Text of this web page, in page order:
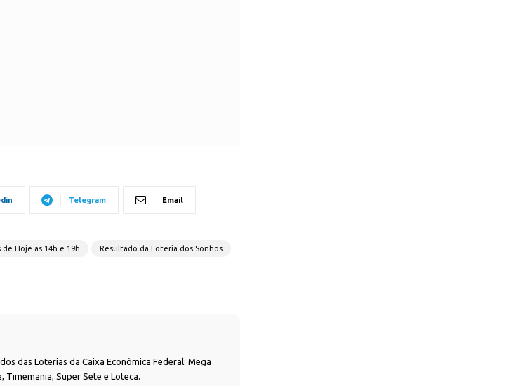
Telegram Email
Hoje as 14h e 19h Resultado da Loteria dos Sonhos
das Loterias da Caixa Econômica Federal: Mega
Timemania, Super Sete e Loteca.